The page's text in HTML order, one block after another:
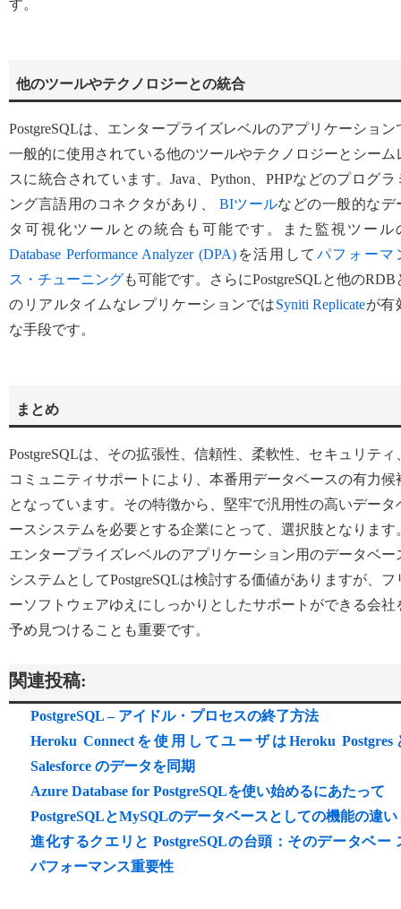
す。
他のツールやテクノロジーとの統合
PostgreSQLは、エンタープライズレベルのアプリケーション
一般的に使用されている他のツールやテクノロジーとシーム
スに統合されています。Java、Python、PHPなどのプログラ
ング言語用のコネクタがあり、
BIツールなどの一般的なデ
タ可視化ツールとの統合も可能です。また監視ツール
Database Performance Analyzer (DPA)を活用して パフォーマ
ス・チューニングも可能です。さらにPostgreSQLと他のRDB
のリアルタイムなレプリケーションではSyniti Replicateが有
な手段です。
まとめ
PostgreSQLは、その拡張性、信頼性、柔軟性、セキュリティ
コミュニティサポートにより、本番用データベースの有力候
となっています。その特徴から、堅牢で汎用性の高いデータ
ースシステムを必要とする企業にとって、選択肢となります
エンタープライズレベルのアプリケーション用のデータベー
システムとしてPostgreSQLは検討する価値がありますが、フ
ーソフトウェアゆえにしっかりとしたサポートができる会社
予め見つけることも重要です。
関連投稿:
PostgreSQL – アイドル・プロセスの終了方法
Heroku Connectを使用してユーザはHeroku Postgres
Salesforce のデータを同期
Azure Database for PostgreSQLを使い始めるにあたって
PostgreSQLとMySQLのデータベースとしての機能の違い
進化するクエリと PostgreSQLの台頭：そのデータベー
パフォーマンス重要性